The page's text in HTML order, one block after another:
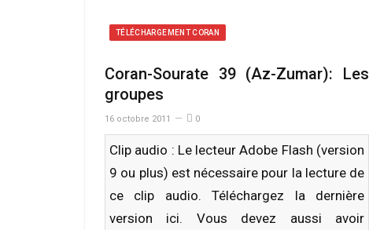
TÉLÉCHARGEMENT CORAN
Coran-Sourate 39 (Az-Zumar): Les
groupes
16 octobre 2011 0
Clip audio : Le lecteur Adobe Flash (version
9 ou plus) est nécessaire pour la lecture de
ce clip audio. Téléchargez la dernière
version ici. Vous devez aussi avoir